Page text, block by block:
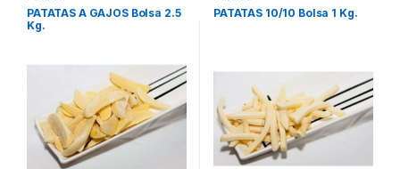
PATATAS A GAJOS Bolsa 2.5
Kg.
PATATAS 10/10 Bolsa 1 Kg.